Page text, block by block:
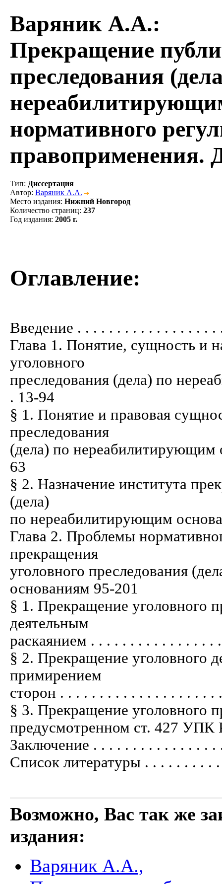
Варяник А.А.:
Прекращение
преследования
нормативного
правоприменения.
Тип: Диссертация
Автор: Варяник А.А.
Место издания: Нижний Новгород
Количество страниц: 237
Год издания: 2005 г.
Оглавление:
Введение . . . . . . . . . . . . . . . . .
Глава 1. Понятие, сущность и
уголовного
преследования (дела) по
. 13-94
§ 1. Понятие и правовая
преследования
(дела) по нереабилитирующим
63
§ 2. Назначение института
(дела)
по нереабилитирующим
Глава 2. Проблемы
прекращения
уголовного преследования
основаниям 95-201
§ 1. Прекращение уголовного
деятельным
раскаянием . . . . . . . . . . . . . . . .
§ 2. Прекращение уголовного
примирением
сторон . . . . . . . . . . . . . . . . . . .
§ 3. Прекращение уголовного
предусмотренном ст. 427 УПК
Заключение . . . . . . . . . . . . . . .
Список литературы . . . . . . . . .
Возможно, Вас так же
издания:
Варяник А.А.,